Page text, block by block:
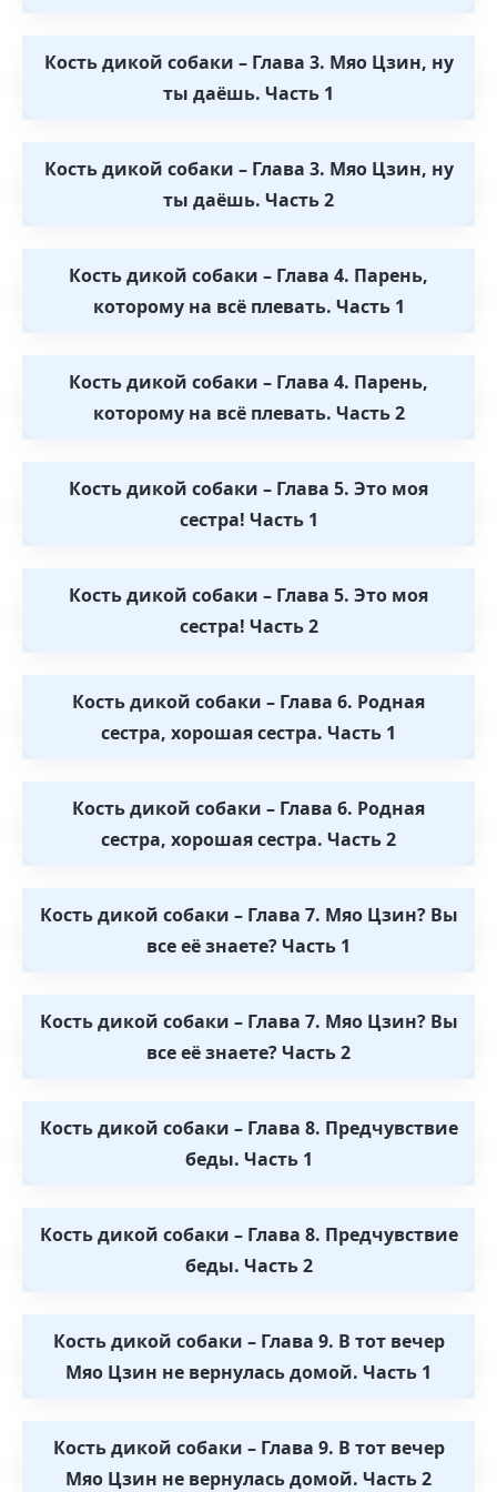
Кость дикой собаки – Глава 3. Мяо Цзин, ну
ты даёшь. Часть 1
Кость дикой собаки – Глава 3. Мяо Цзин, ну
ты даёшь. Часть 2
Кость дикой собаки – Глава 4. Парень,
которому на всё плевать. Часть 1
Кость дикой собаки – Глава 4. Парень,
которому на всё плевать. Часть 2
Кость дикой собаки – Глава 5. Это моя
сестра! Часть 1
Кость дикой собаки – Глава 5. Это моя
сестра! Часть 2
Кость дикой собаки – Глава 6. Родная
сестра, хорошая сестра. Часть 1
Кость дикой собаки – Глава 6. Родная
сестра, хорошая сестра. Часть 2
Кость дикой собаки – Глава 7. Мяо Цзин? Вы
все её знаете? Часть 1
Кость дикой собаки – Глава 7. Мяо Цзин? Вы
все её знаете? Часть 2
Кость дикой собаки – Глава 8. Предчувствие
беды. Часть 1
Кость дикой собаки – Глава 8. Предчувствие
беды. Часть 2
Кость дикой собаки – Глава 9. В тот вечер
Мяо Цзин не вернулась домой. Часть 1
Кость дикой собаки – Глава 9. В тот вечер
Мяо Цзин не вернулась домой. Часть 2